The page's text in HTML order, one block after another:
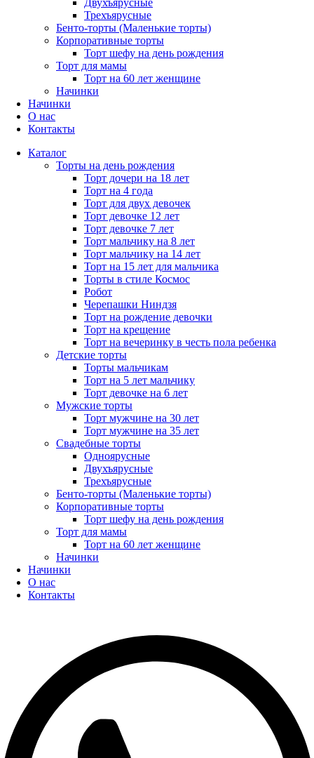
Трехъярусные
Бенто-торты (Маленькие торты)
Корпоративные торты
Торт шефу на день рождения
Торт для мамы
Торт на 60 лет женщине
Начинки
Начинки
О нас
Контакты
Каталог
Торты на день рождения
Торт дочери на 18 лет
Торт на 4 года
Торт для двух девочек
Торт девочке 12 лет
Торт девочке 7 лет
Торт мальчику на 8 лет
Торт мальчику на 14 лет
Торт на 15 лет для мальчика
Торты в стиле Космос
Робот
Черепашки Ниндзя
Торт на рождение девочки
Торт на крещение
Торт на вечеринку в честь пола ребенка
Детские торты
Торты мальчикам
Торт на 5 лет мальчику
Торт девочке на 6 лет
Мужские торты
Торт мужчине на 30 лет
Торт мужчине на 35 лет
Свадебные торты
Одноярусные
Двухъярусные
Трехъярусные
Бенто-торты (Маленькие торты)
Корпоративные торты
Торт шефу на день рождения
Торт для мамы
Торт на 60 лет женщине
Начинки
Начинки
О нас
Контакты